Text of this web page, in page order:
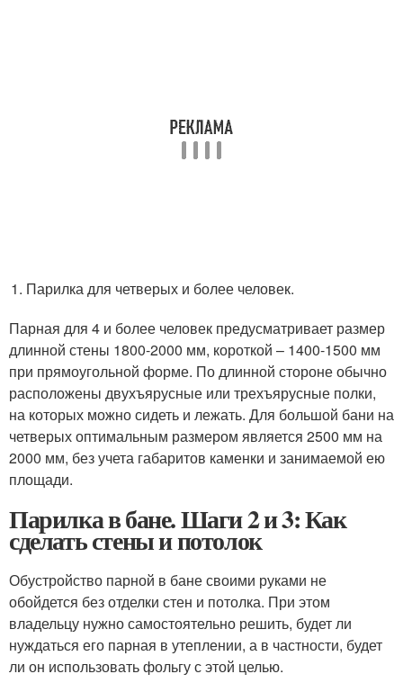
Парилка для четверых и более человек.
Парная для 4 и более человек предусматривает размер
длинной стены 1800-2000 мм, короткой – 1400-1500 мм
при прямоугольной форме. По длинной стороне обычно
расположены двухъярусные или трехъярусные полки,
на которых можно сидеть и лежать. Для большой бани на
четверых оптимальным размером является 2500 мм на
2000 мм, без учета габаритов каменки и занимаемой ею
площади.
Парилка в бане. Шаги 2 и 3: Как
сделать стены и потолок
Обустройство парной в бане своими руками не
обойдется без отделки стен и потолка. При этом
владельцу нужно самостоятельно решить, будет ли
нуждаться его парная в утеплении, а в частности, будет
ли он использовать фольгу с этой целью.